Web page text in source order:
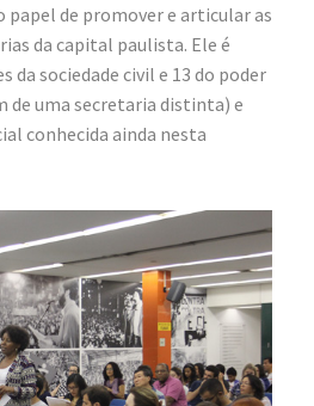
papel de promover e articular as
da capital paulista. Ele é
sociedade civil e 13 do poder
de uma secretaria distinta) e
conhecida ainda nesta